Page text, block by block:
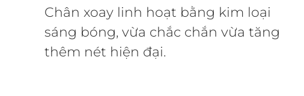
Chân xoay linh hoạt bằng kim loại
sáng bóng, vừa chắc chắn vừa tăng
thêm nét hiện đại.